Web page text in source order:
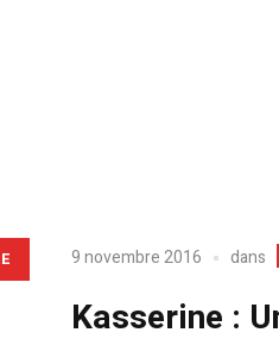
9 novembre 2016 dans
Kasserine :